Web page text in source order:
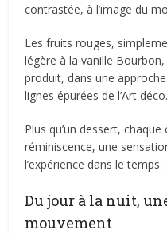
contrastée, à l’image du
Les fruits rouges,
légère à la vanille
produit, dans une
lignes épurées de l’Art déco.
Plus qu’un dessert,
réminiscence, une
l’expérience dans le temps.
Du jour à la nuit,
mouvement